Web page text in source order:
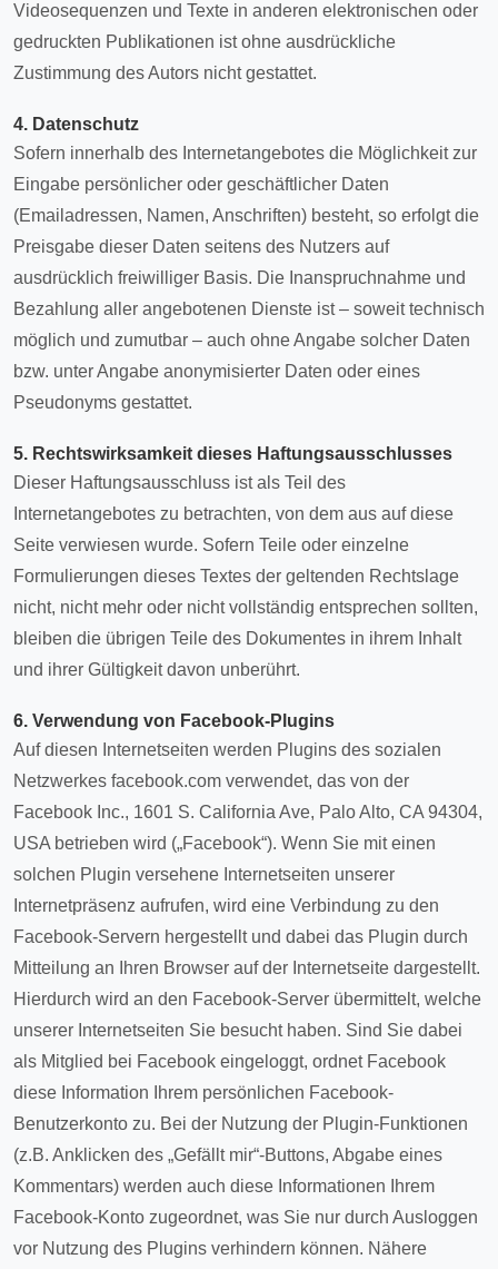
Videosequenzen und Texte in anderen elektronischen oder
gedruckten Publikationen ist ohne ausdrückliche
Zustimmung des Autors nicht gestattet.
4. Datenschutz
Sofern innerhalb des Internetangebotes die Möglichkeit zur
Eingabe persönlicher oder geschäftlicher Daten
(Emailadressen, Namen, Anschriften) besteht, so erfolgt die
Preisgabe dieser Daten seitens des Nutzers auf
ausdrücklich freiwilliger Basis. Die Inanspruchnahme und
Bezahlung aller angebotenen Dienste ist – soweit technisch
möglich und zumutbar – auch ohne Angabe solcher Daten
bzw. unter Angabe anonymisierter Daten oder eines
Pseudonyms gestattet.
5. Rechtswirksamkeit dieses Haftungsausschlusses
Dieser Haftungsausschluss ist als Teil des
Internetangebotes zu betrachten, von dem aus auf diese
Seite verwiesen wurde. Sofern Teile oder einzelne
Formulierungen dieses Textes der geltenden Rechtslage
nicht, nicht mehr oder nicht vollständig entsprechen sollten,
bleiben die übrigen Teile des Dokumentes in ihrem Inhalt
und ihrer Gültigkeit davon unberührt.
6. Verwendung von Facebook-Plugins
Auf diesen Internetseiten werden Plugins des sozialen
Netzwerkes facebook.com verwendet, das von der
Facebook Inc., 1601 S. California Ave, Palo Alto, CA 94304,
USA betrieben wird („Facebook“). Wenn Sie mit einen
solchen Plugin versehene Internetseiten unserer
Internetpräsenz aufrufen, wird eine Verbindung zu den
Facebook-Servern hergestellt und dabei das Plugin durch
Mitteilung an Ihren Browser auf der Internetseite dargestellt.
Hierdurch wird an den Facebook-Server übermittelt, welche
unserer Internetseiten Sie besucht haben. Sind Sie dabei
als Mitglied bei Facebook eingeloggt, ordnet Facebook
diese Information Ihrem persönlichen Facebook-
Benutzerkonto zu. Bei der Nutzung der Plugin-Funktionen
(z.B. Anklicken des „Gefällt mir“-Buttons, Abgabe eines
Kommentars) werden auch diese Informationen Ihrem
Facebook-Konto zugeordnet, was Sie nur durch Ausloggen
vor Nutzung des Plugins verhindern können. Nähere